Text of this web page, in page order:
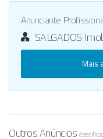
Anunciante
SALGADOS
Mais
Outros Anúncios